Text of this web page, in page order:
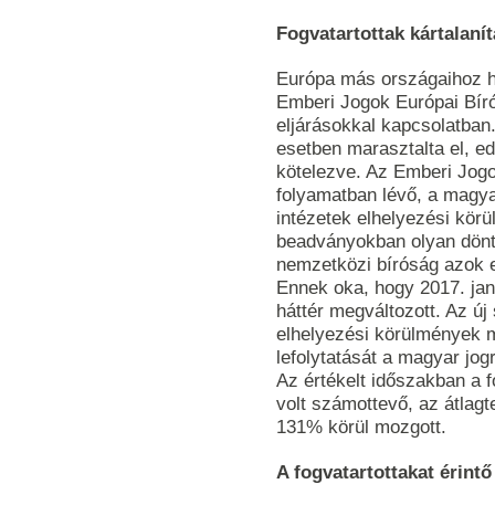
Fogvatartottak
Európa más országaihoz
Emberi Jogok Európai
eljárásokkal
esetben marasztalta el,
kötelezve. Az Emberi
folyamatban lévő, a
intézetek elhelyezési
beadványokban olyan
nemzetközi bíróság azok
Ennek oka, hogy 2017.
háttér megváltozott. Az
elhelyezési körülmények
lefolytatását a magyar
Az értékelt időszakban a
volt számottevő, az
131% körül mozgott.
A fogvatartottakat